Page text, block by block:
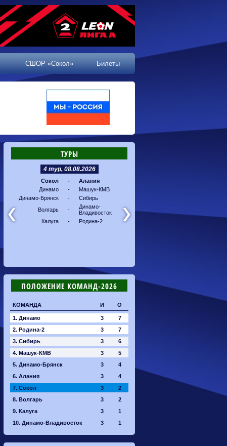
СШОР «Сокол» Билеты
ТУРЫ
4 тур, 08.08.2026
Сокол -
Алания
Динамо
-
Машук-КМВ
Динамо-Брянск
-
Сибирь
Волгарь
-
Динамо-
Владивосток
Калуга
- Родина-2
Сибирь
ПОЛОЖЕНИЕ КОМАНД-2026
КОМАНДА И О
1. Динамо 3
7
2. Родина-2
3
7
3. Сибирь
3
6
4. Машук-КМВ
3
5
5. Динамо-Брянск
3
4
6. Алания
3
4
7. Сокол
3
2
8. Волгарь
3
2
9. Калуга
3
1
10. Динамо-Владивосток
3 1